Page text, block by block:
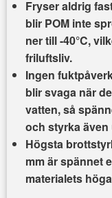
Fryser aldrig
blir POM inte
ner till-40°C,
friluftsliv.
Ingen
blir svaga när
vatten, så
och styrka
Högsta
mm är spännet
materialets